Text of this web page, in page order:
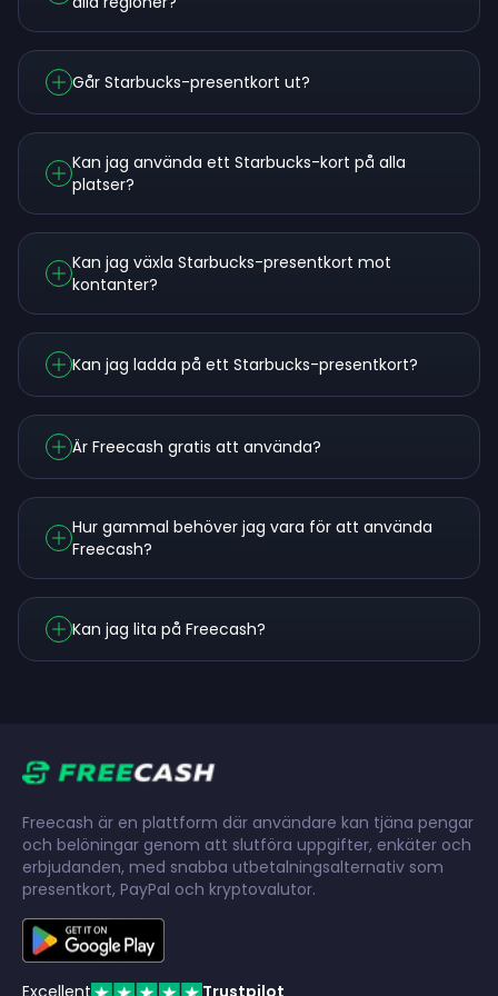
Går Starbucks-presentkort ut?
Kan jag använda ett Starbucks-kort på alla
platser?
Kan jag växla Starbucks-presentkort mot
kontanter?
Kan jag ladda på ett Starbucks-presentkort?
Är Freecash gratis att använda?
Hur gammal behöver jag vara för att använda
Freecash?
Kan jag lita på Freecash?
Freecash är en plattform där användare kan tjäna pengar
och belöningar genom att slutföra uppgifter, enkäter och
erbjudanden, med snabba utbetalningsalternativ som
presentkort, PayPal och kryptovalutor.
Excellent Trustpilot